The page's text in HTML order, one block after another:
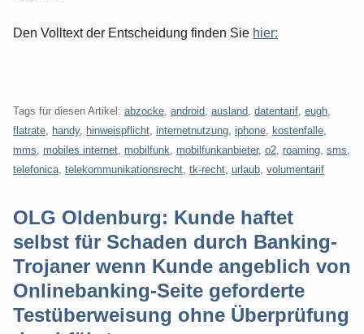
Den Volltext der Entscheidung finden Sie hier:
Tags für diesen Artikel: abzocke android ausland datentarif eugh
flatrate
handy, hinweispflicht internetnutzung iphone kostenfalle
mms
mobiles internet mobilfunk mobilfunkanbieter, o2 roaming sms
telefonica telekommunikationsrecht tk-recht urlaub volumentarif
OLG Oldenburg: Kunde haftet
selbst für Schaden durch Banking-
Trojaner wenn Kunde angeblich von
Onlinebanking-Seite geforderte
Testüberweisung ohne Überprüfung